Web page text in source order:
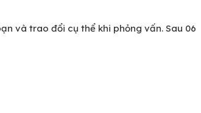
và trao đổi cụ thể khi phỏng vấn. Sau 06